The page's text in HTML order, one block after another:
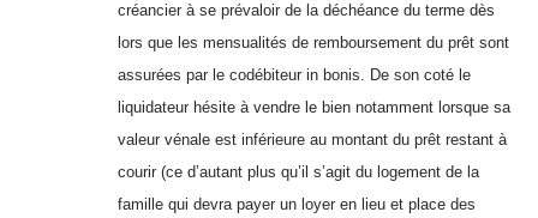
créancier à se prévaloir de la déchéance du terme dès
lors que les mensualités de remboursement du prêt sont
assurées par le codébiteur in bonis. De son coté le
liquidateur hésite à vendre le bien notamment lorsque sa
valeur vénale est inférieure au montant du prêt restant à
courir (ce d’autant plus qu’il s’agit du logement de la
famille qui devra payer un loyer en lieu et place des